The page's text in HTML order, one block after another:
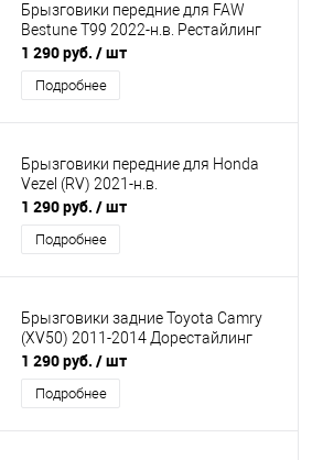
Брызговики передние для FAW
Bestune T99 2022-н.в. Рестайлинг
1 290 руб. / шт
Подробнее
Брызговики передние для Honda
Vezel (RV) 2021-н.в.
1 290 руб. / шт
Подробнее
Брызговики задние Toyota Camry
(XV50) 2011-2014 Дорестайлинг
1 290 руб. / шт
Подробнее